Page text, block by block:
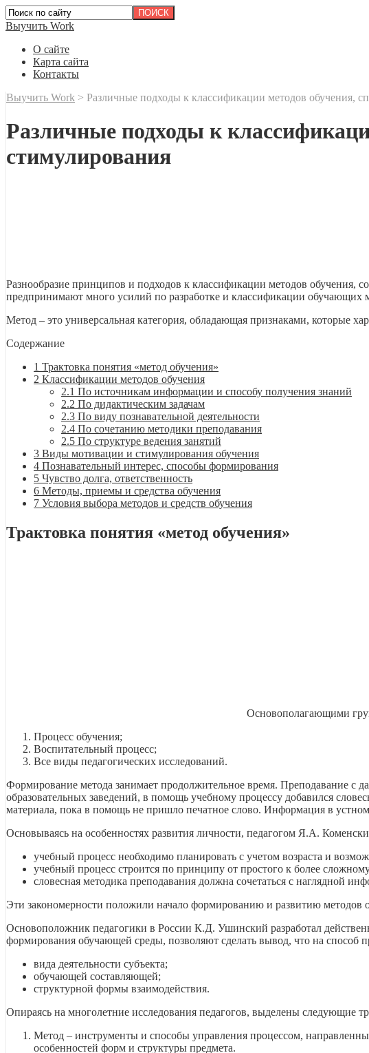
Выучить Work
О сайте
Карта сайта
Контакты
Выучить Work > Различные подходы к классификации методов обучения,
Различные подходы к
стимулирования
Разнообразие принципов и подходов к классификации методов обучения,
предпринимают много усилий по разработке и классификации обучающих
Метод – это универсальная категория, обладающая признаками, которые
Содержание
1 Трактовка понятия «метод обучения»
2 Классификации методов обучения
2.1 По источникам информации и способу получения знаний
2.2 По дидактическим задачам
2.3 По виду познавательной деятельности
2.4 По сочетанию методики преподавания
2.5 По структуре ведения занятий
3 Виды мотивации и стимулирования обучения
4 Познавательный интерес, способы формирования
5 Чувство долга, ответственность
6 Методы, приемы и средства обучения
7 Условия выбора методов и средств обучения
Трактовка понятия «метод обучения»
Основополагающими
Процесс обучения;
Воспитательный процесс;
Все виды педагогических исследований.
Формирование метода занимает продолжительное время. Преподавание с
образовательных заведений, в помощь учебному процессу добавился
материала, пока в помощь не пришло печатное слово. Информация в
Основываясь на особенностях развития личности, педагогом Я.А.
учебный процесс необходимо планировать с учетом возраста и
учебный процесс строится по принципу от простого к более
словесная методика преподавания должна сочетаться с наглядной
Эти закономерности положили начало формированию и развитию методов
Основоположник педагогики в России К.Д. Ушинский разработал
формирования обучающей среды, позволяют сделать вывод, что на способ
вида деятельности субъекта;
обучающей составляющей;
структурной формы взаимодействия.
Опираясь на многолетние исследования педагогов, выделены следующие
Метод – инструменты и способы управления процессом,
особенностей форм и структуры предмета.